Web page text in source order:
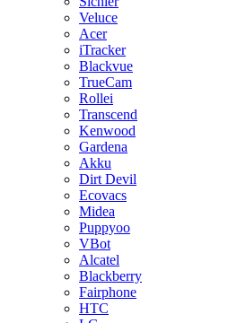
Veluce
Acer
iTracker
Blackvue
TrueCam
Rollei
Transcend
Kenwood
Gardena
Akku
Dirt Devil
Ecovacs
Midea
Puppyoo
VBot
Alcatel
Blackberry
Fairphone
HTC